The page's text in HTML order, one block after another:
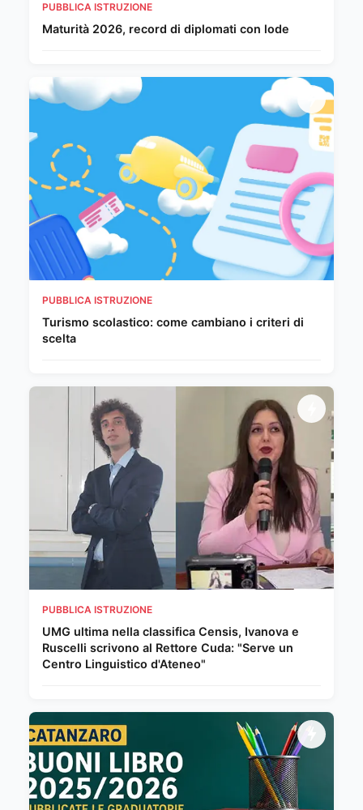
PUBBLICA ISTRUZIONE
Maturità 2026, record di diplomati con lode
PUBBLICA ISTRUZIONE
Turismo scolastico: come cambiano i criteri di
scelta
PUBBLICA ISTRUZIONE
UMG ultima nella classifica Censis, Ivanova e
Ruscelli scrivono al Rettore Cuda: "Serve un
Centro Linguistico d'Ateneo"